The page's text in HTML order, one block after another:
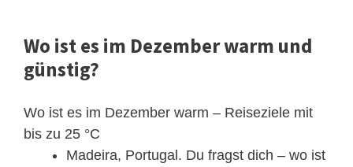
Wo ist es im Dezember warm und
günstig?
Wo ist es im Dezember warm – Reiseziele mit
bis zu 25 °C
Madeira, Portugal. Du fragst dich – wo ist